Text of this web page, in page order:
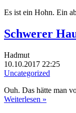
Es ist ein Hohn. Ein
Schwerer
Hadmut
10.10.2017 22:25
Uncategorized
Ouh. Das hätte man
Weiterlesen »